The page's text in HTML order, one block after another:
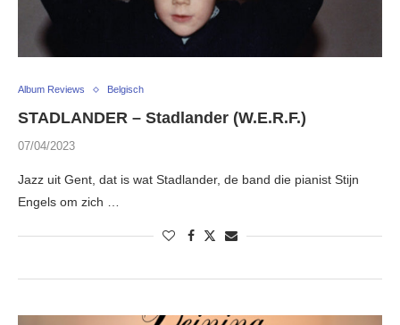
Album Reviews Belgisch
STADLANDER – Stadlander (W.E.R.F.)
07/04/2023
Jazz uit Gent, dat is wat Stadlander, de band die pianist Stijn
Engels om zich …